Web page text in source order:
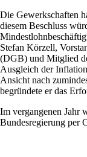
Die Gewerkschaften
diesem Beschluss
Stefan Körzell,
(DGB) und Mitglied
Ausgleich der
Ansicht nach
begründete er das
Im vergangenen Jahr
Bundesregierung per